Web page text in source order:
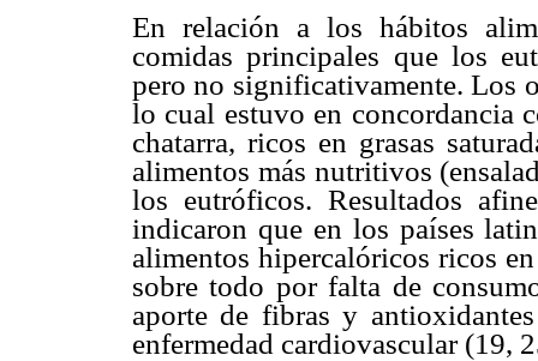
En relación a los hábitos
comidas principales que los
pero no significativamente. Los
lo cual estuvo en concordancia
chatarra, ricos en grasas
alimentos más nutritivos
los eutróficos. Resultados
indicaron que en los países
alimentos hipercalóricos ricos
sobre todo por falta de
aporte de fibras y
enfermedad cardiovascular (19,